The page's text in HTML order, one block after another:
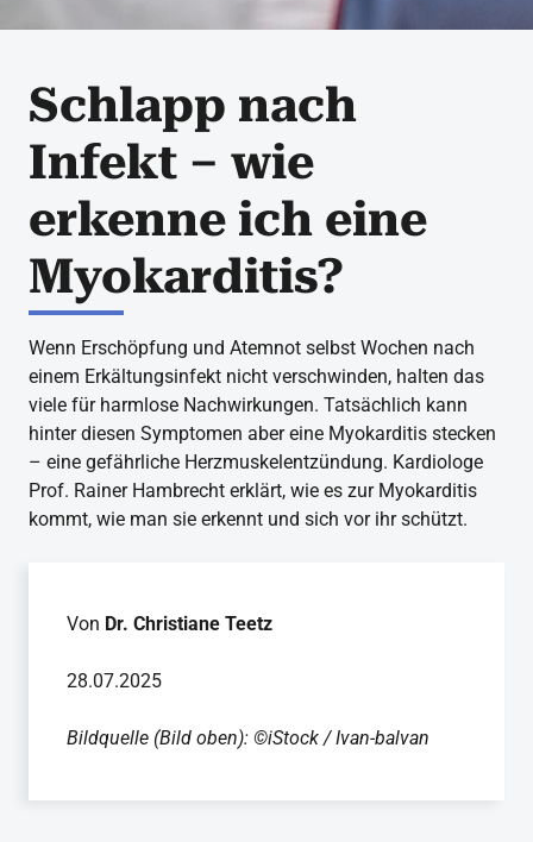
Schlapp nach
Infekt – wie
erkenne ich eine
Myokarditis?
Wenn Erschöpfung und Atemnot selbst Wochen nach
einem Erkältungsinfekt nicht verschwinden, halten das
viele für harmlose Nachwirkungen. Tatsächlich kann
hinter diesen Symptomen aber eine Myokarditis stecken
– eine gefährliche Herzmuskelentzündung. Kardiologe
Prof. Rainer Hambrecht erklärt, wie es zur Myokarditis
kommt, wie man sie erkennt und sich vor ihr schützt.
Von Dr. Christiane Teetz
28.07.2025
Bildquelle (Bild oben): ©iStock / Ivan-balvan